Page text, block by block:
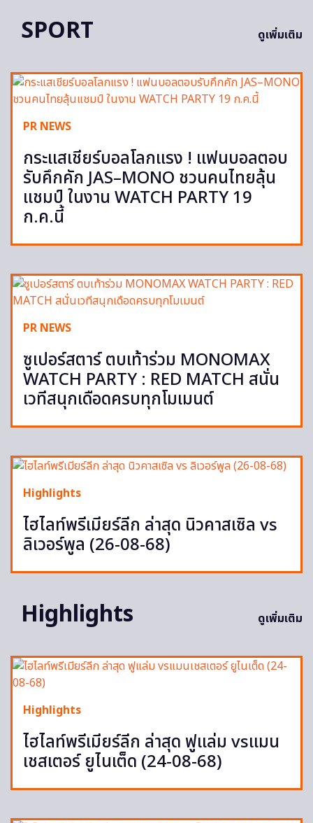
SPORT ดูเพิ่มเติม
PR NEWS
กระแสเชียร์บอลโลกแรง ! แฟนบอลตอบ
รับคึกคัก JAS–MONO ชวนคนไทยลุ้น
แชมป์ ในงาน WATCH PARTY 19
ก.ค.นี้
PR NEWS
ซูเปอร์สตาร์ ตบเท้าร่วม MONOMAX
WATCH PARTY : RED MATCH สนั่น
เวทีสนุกเดือดครบทุกโมเมนต์
Highlights
ไฮไลท์พรีเมียร์ลีก ล่าสุด นิวคาสเซิล vs
ลิเวอร์พูล (26-08-68)
Highlights ดูเพิ่มเติม
Highlights
ไฮไลท์พรีเมียร์ลีก ล่าสุด ฟูแล่ม vsแมน
เชสเตอร์ ยูไนเต็ด (24-08-68)